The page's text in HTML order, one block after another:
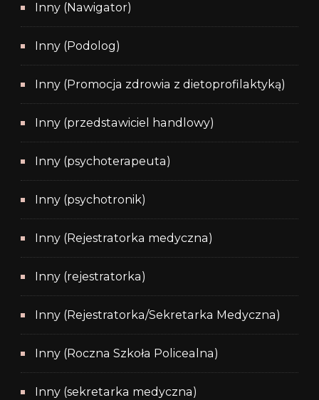
Inny (Nawigator)
Inny (Podolog)
Inny (Promocja zdrowia z dietoprofilaktyką)
Inny (przedstawiciel handlowy)
Inny (psychoterapeuta)
Inny (psychotronik)
Inny (Rejestratorka medyczna)
Inny (rejestratorka)
Inny (Rejestratorka/Sekretarka Medyczna)
Inny (Roczna Szkoła Policealna)
Inny (sekretarka medyczna)